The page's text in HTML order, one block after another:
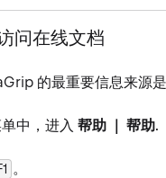
问在线文档
的最重要信息来源
中，进入帮助 ｜ 帮助.
。